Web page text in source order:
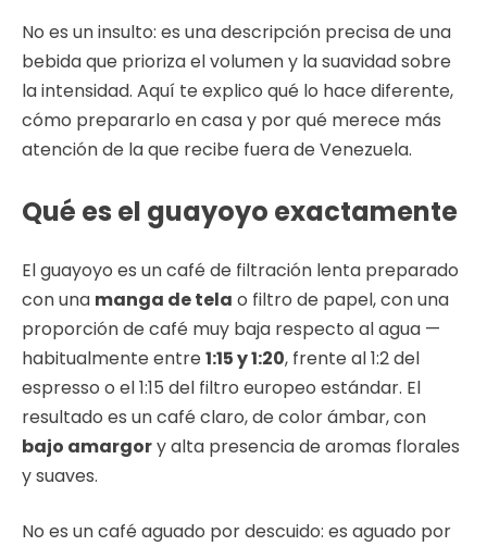
No es un insulto: es una descripción precisa de una
bebida que prioriza el volumen y la suavidad sobre
la intensidad. Aquí te explico qué lo hace diferente,
cómo prepararlo en casa y por qué merece más
atención de la que recibe fuera de Venezuela.
Qué es el guayoyo exactamente
El guayoyo es un café de filtración lenta preparado
con una manga de tela o filtro de papel, con una
proporción de café muy baja respecto al agua —
habitualmente entre 1:15 y 1:20, frente al 1:2 del
espresso o el 1:15 del filtro europeo estándar. El
resultado es un café claro, de color ámbar, con
bajo amargory alta presencia de aromas florales
y suaves.
No es un café aguado por descuido: es aguado por